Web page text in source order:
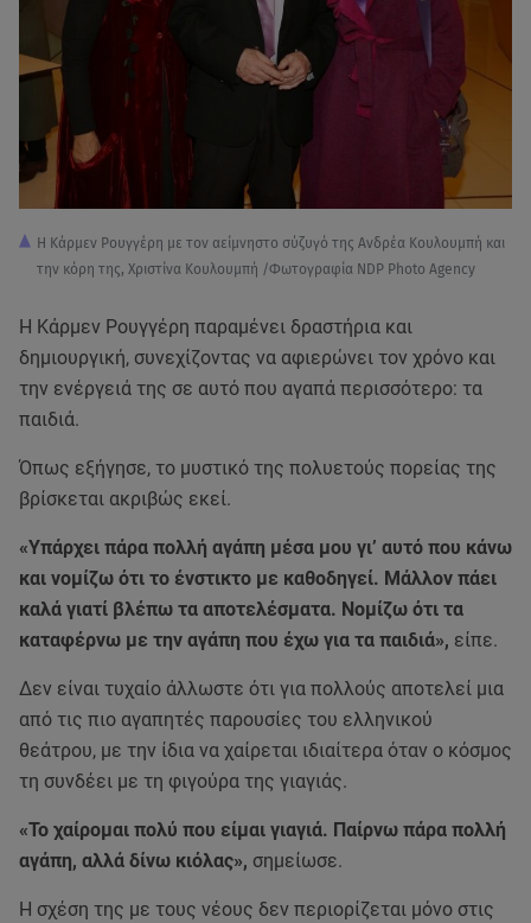
Η Κάρμεν Ρουγγέρη με τον αείμνηστο σύζυγό της Ανδρέα Κουλουμπή και
την κόρη της, Χριστίνα Κουλουμπή /Φωτογραφία NDP Photo Agency
Η Κάρμεν Ρουγγέρη παραμένει δραστήρια και
δημιουργική, συνεχίζοντας να αφιερώνει τον χρόνο και
την ενέργειά της σε αυτό που αγαπά περισσότερο: τα
παιδιά.
Όπως εξήγησε, το μυστικό της πολυετούς πορείας της
βρίσκεται ακριβώς εκεί.
«Υπάρχει πάρα πολλή αγάπη μέσα μου γι’ αυτό που κάνω
και νομίζω ότι το ένστικτο με καθοδηγεί. Μάλλον πάει
καλά γιατί βλέπω τα αποτελέσματα. Νομίζω ότι τα
καταφέρνω με την αγάπη που έχω για τα παιδιά», είπε.
Δεν είναι τυχαίο άλλωστε ότι για πολλούς αποτελεί μια
από τις πιο αγαπητές παρουσίες του ελληνικού
θεάτρου, με την ίδια να χαίρεται ιδιαίτερα όταν ο κόσμος
τη συνδέει με τη φιγούρα της γιαγιάς.
«Το χαίρομαι πολύ που είμαι γιαγιά. Παίρνω πάρα πολλή
αγάπη, αλλά δίνω κιόλας», σημείωσε.
Η σχέση της με τους νέους δεν περιορίζεται μόνο στις